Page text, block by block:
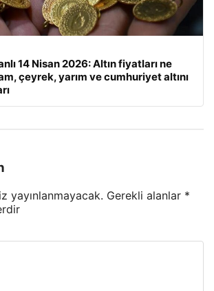
14 Nisan 2026: Altın fiyatları ne
çeyrek, yarım ve cumhuriyet altını
yayınlanmayacak. Gerekli alanlar *